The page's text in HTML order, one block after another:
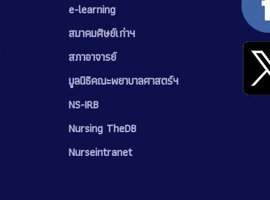
e-learning
สมาคมศิษย์เก่าฯ
สภาอาจารย์
มูลนิธิคณะพยาบาลศาสตร์ฯ
NS-IRB
Nursing TheDB
Nurseintranet